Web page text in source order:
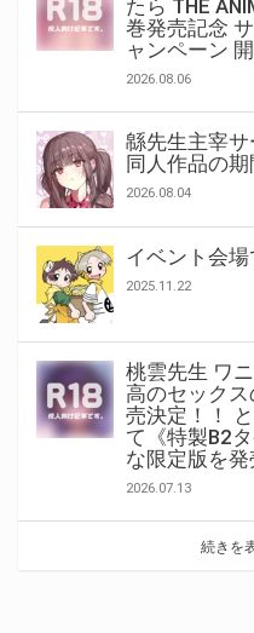
たら THE
巻発売記念
ャンペーン 開
2026.08.06
緜先生主宰サ
同人作品の期
2026.08.04
イベント会
2025.11.22
桃雲先生 ワ
高のセック
売決定！！
て《特製B2
な限定版を発
2026.07.13
続きを